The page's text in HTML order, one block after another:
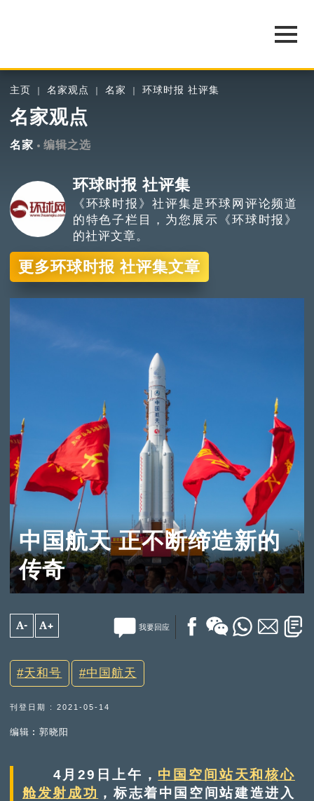
主页 名家观点 名家 环球时报 社评集
名家观点
名家 编辑之选
环球时报 社评集
《环球时报》社评集是环球网评论频道
的特色子栏目，为您展示《环球时报》
的社评文章。
更多环球时报 社评集文章
中国航天 正不断缔造新的
传奇
A- A+ 我要回应
天和号 中国航天
刊登日期 : 2021-05-14
编辑︰郭晓阳
4月29日上午， 中国空间站天和核心
舱发射成功 ，标志着中国空间站建造进入